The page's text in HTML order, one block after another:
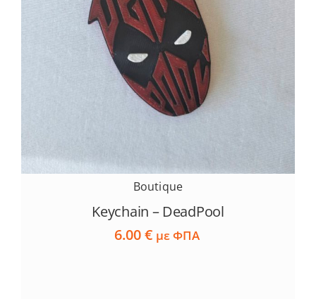
Boutique
Keychain – DeadPool
6.00€ με ΦΠΑ